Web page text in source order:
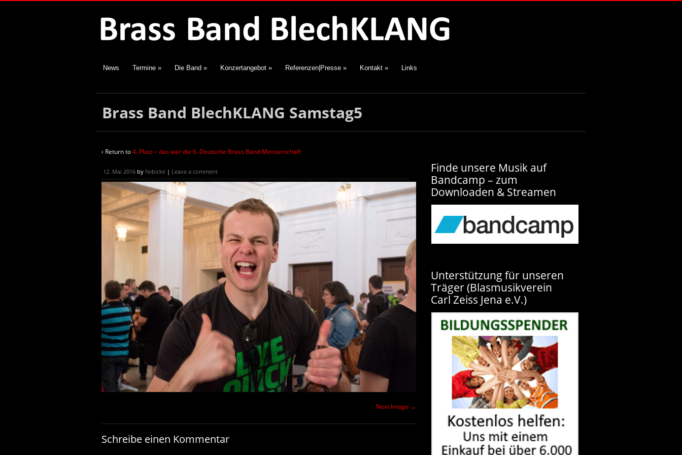
News Termine » Die Band » Konzertangebot » Referenzen|Presse » Kontakt » Links
Brass Band BlechKLANG Samstag5
‹ Return to4. Platz – das war die 6. Deutsche Brass Band Meisterschaft
12. Mai 2016 by feibicke | Leave a comment
Next Image →
Schreibe einen Kommentar
Finde unsere Musik auf
Bandcamp – zum
Downloaden & Streamen
Unterstützung für unseren
Träger (Blasmusikverein
Carl Zeiss Jena e.V.)